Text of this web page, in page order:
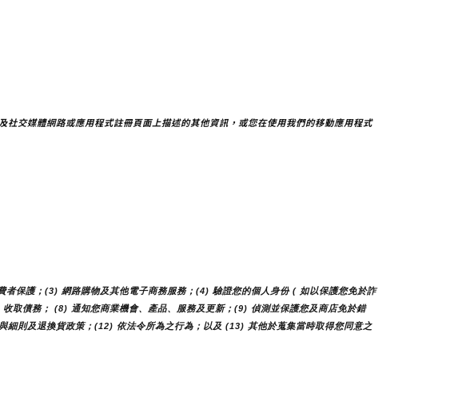
交媒體網路或應用程式註冊頁面上描述的其他資訊，或您在使用我們的移動應用程式
保護；(3) 網路購物及其他電子商務服務；(4) 驗證您的個人身份 ( 如以保護您免於詐
取債務； (8) 通知您商業機會、產品、服務及更新；(9) 偵測並保護您及商店免於錯
則及退換貨政策；(12) 依法令所為之行為；以及 (13) 其他於蒐集當時取得您同意之